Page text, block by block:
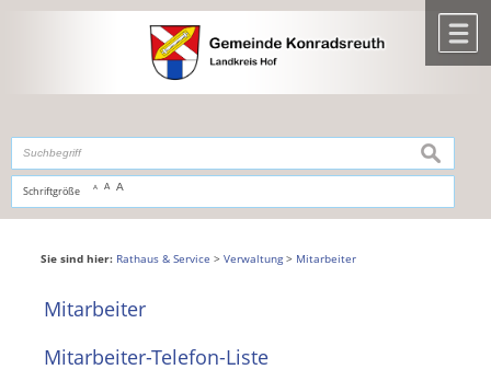
,zur Navigationoderzur Startseitespringen.
Schriftgröße A A A
suchen
Sie sind hier: Rathaus & Service > Verwaltung> Mitarbeiter
Mitarbeiter
Mitarbeiter-Telefon-Liste